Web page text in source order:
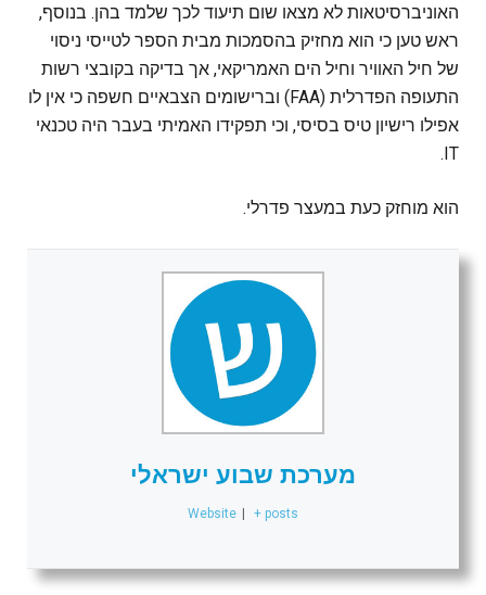
האוניברסיטאות לא מצאו שום תיעוד לכך שלמד בהן. בנוסף,
ראש טען כי הוא מחזיק בהסמכות מבית הספר לטייסי ניסוי
של חיל האוויר וחיל הים האמריקאי, אך בדיקה בקובצי רשות
התעופה הפדרלית (FAA) וברישומים הצבאיים חשפה כי אין לו
אפילו רישיון טיס בסיסי, וכי תפקידו האמיתי בעבר היה טכנאי
IT.
הוא מוחזק כעת במעצר פדרלי.
מערכת שבוע ישראלי
Website + posts